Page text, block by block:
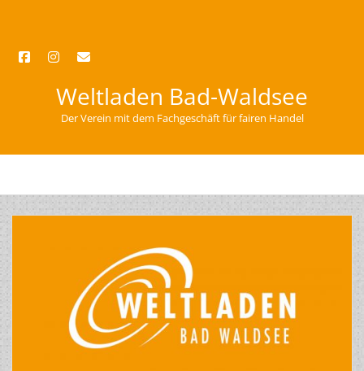
facebookinstagram
email
Weltladen Bad-Waldsee
Der Verein mit dem Fachgeschäft für fairen Handel